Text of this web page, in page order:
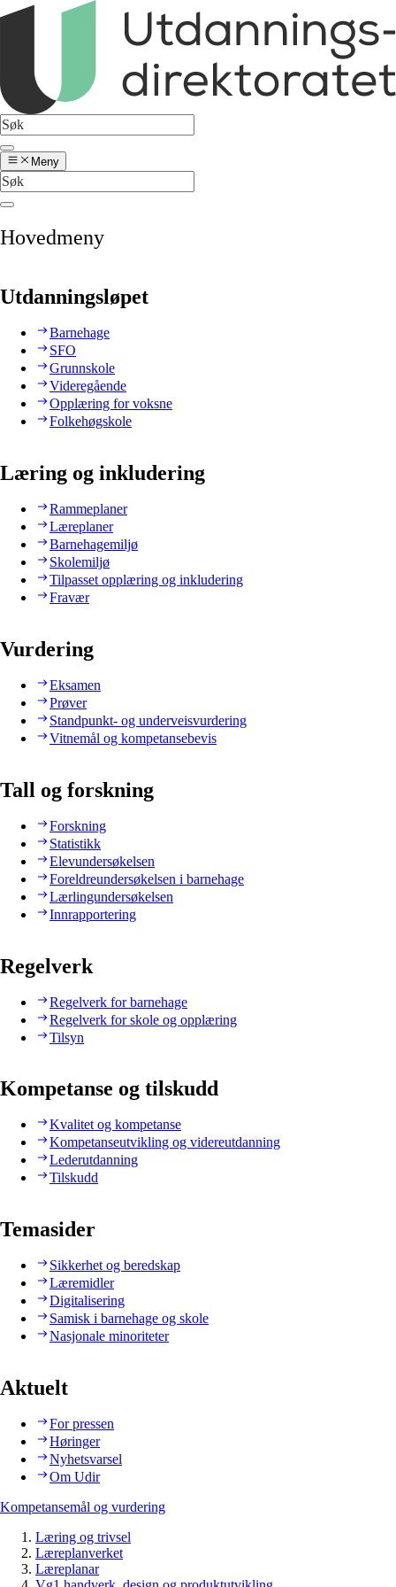
Meny
Hovedmeny
Utdanningsløpet
Barnehage
SFO
Grunnskole
Videregående
Opplæring for voksne
Folkehøgskole
Læring og inkludering
Rammeplaner
Læreplaner
Barnehagemiljø
Skolemiljø
Tilpasset opplæring og inkludering
Fravær
Vurdering
Eksamen
Prøver
Standpunkt- og underveisvurdering
Vitnemål og kompetansebevis
Tall og forskning
Forskning
Statistikk
Elevundersøkelsen
Foreldreundersøkelsen i barnehage
Lærlingundersøkelsen
Innrapportering
Regelverk
Regelverk for barnehage
Regelverk for skole og opplæring
Tilsyn
Kompetanse og tilskudd
Kvalitet og kompetanse
Kompetanseutvikling og videreutdanning
Lederutdanning
Tilskudd
Temasider
Sikkerhet og beredskap
Læremidler
Digitalisering
Samisk i barnehage og skole
Nasjonale minoriteter
Aktuelt
For pressen
Høringer
Nyhetsvarsel
Om Udir
Kompetansemål og vurdering
Læring og trivsel
Læreplanverket
Læreplanar